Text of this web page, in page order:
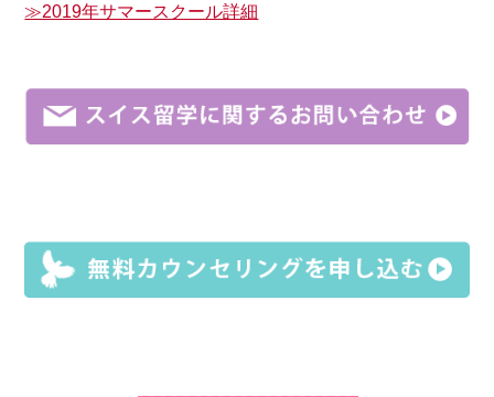
≫2019年サマースクール詳細